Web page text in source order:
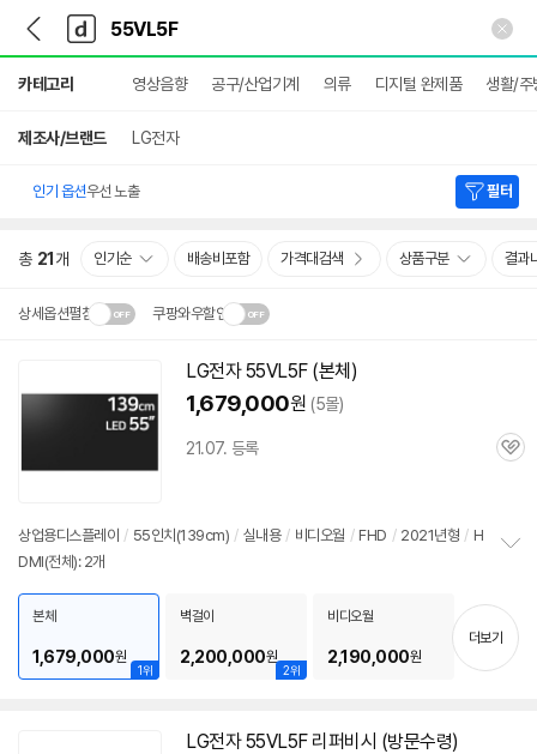
다
나
와
가
기
다
와
메
인
카테고리 영상음향 공구/산업기계 의류 디지털 완제품 생활/주
제조사/브랜드 LG전자
인기 옵션우선 노출 필터
총 21 개 인기순 배송비포함 가격대검색 상품구분 결과
상세옵션펼침 쿠팡와우할인
배송·설치비가 달라집니다.
기
LG전자55VL5F(본체)
1,679,000원 (5몰)
21.07. 등록
관
상업용디스플레이 / 55인치(139cm) / 실내용 / 비디오월 / FHD / 2021년형 / H
DMI(전체): 2개
치
기
1위
본체
1,679,000원
2위
벽걸이
2,200,000원
비디오월
2,190,000원
더보기
LG전자55VL5F리퍼비시 (방문수령)